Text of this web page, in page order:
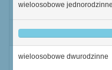
wieloosobowe jednorodzinne
wieloosobowe dwurodzinne